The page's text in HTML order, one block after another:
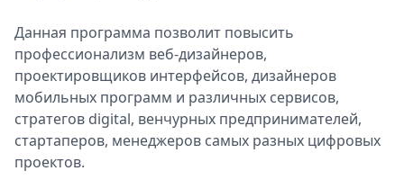
Данная программа позволит повысить
профессионализм веб-дизайнеров,
проектировщиков интерфейсов, дизайнеров
мобильных программ и различных сервисов,
стратегов digital, венчурных предпринимателей,
стартаперов, менеджеров самых разных цифровых
проектов.